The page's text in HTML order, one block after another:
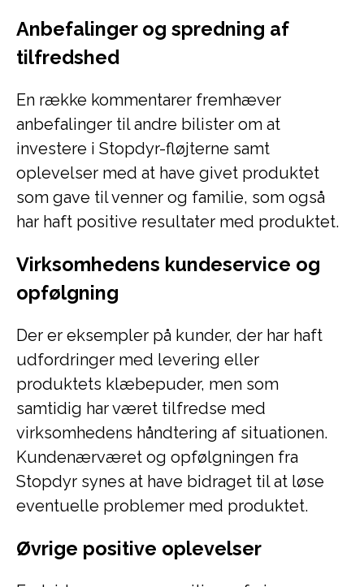
Anbefalinger og spredning af
tilfredshed
En række kommentarer fremhæver
anbefalinger til andre bilister om at
investere i Stopdyr-fløjterne samt
oplevelser med at have givet produktet
som gave til venner og familie, som også
har haft positive resultater med produktet.
Virksomhedens kundeservice og
opfølgning
Der er eksempler på kunder, der har haft
udfordringer med levering eller
produktets klæbepuder, men som
samtidig har været tilfredse med
virksomhedens håndtering af situationen.
Kundenærværet og opfølgningen fra
Stopdyr synes at have bidraget til at løse
eventuelle problemer med produktet.
Øvrige positive oplevelser